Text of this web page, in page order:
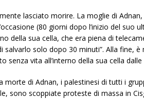
lasciato morire. La moglie di
(80 giorni dopo l’inizio del suo
della sua cella, che era piena di
salvarlo solo dopo 30 minuti”. Alla fine,
senza vita all’interno della sua cella
morte di Adnan, i palestinesi di tutti i
sono scoppiate proteste di massa in